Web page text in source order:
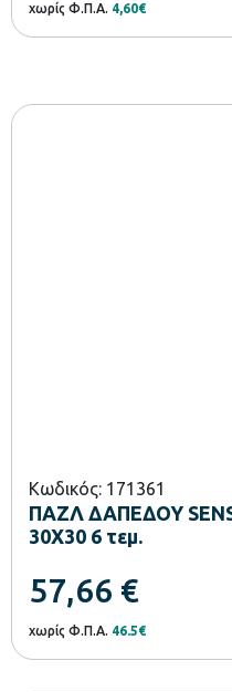
χωρίς Φ.Π.Α. 4,60€
Κωδικός: 171361
ΠΑΖΛ ΔΑΠΕΔΟΥ
30Χ30 6 τεμ.
57,66 €
χωρίς Φ.Π.Α. 46.5€